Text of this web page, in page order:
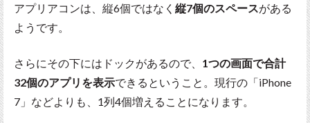
アプリアコンは、縦6個ではなく 縦7個のスペースがある
ようです。
さらにその下にはドックがあるので、 1つの画面で合計
32個のアプリを表示できるということ。現行の「iPhone
7」などよりも、1列4個増えることになります。